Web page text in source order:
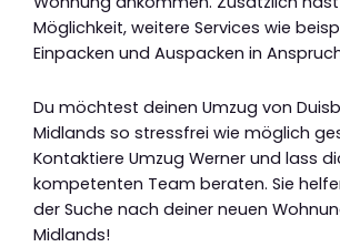
Möglichkeit, weitere Services wie
Einpacken und Auspacken in
Du möchtest deinen Umzug von
Midlands so stressfrei wie möglich
Kontaktiere Umzug Werner und lass
kompetenten Team beraten. Sie
der Suche nach deiner neuen
Midlands!